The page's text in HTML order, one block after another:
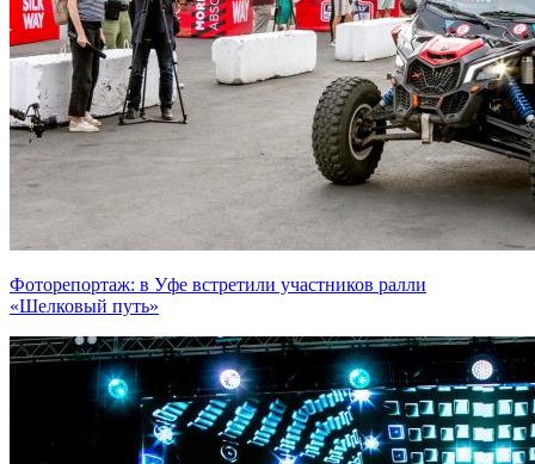
Фоторепортаж: в Уфе встретили участников ралли
«Шелковый путь»